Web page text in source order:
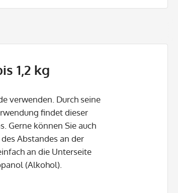
1,2 kg
verwenden. Durch seine
findet dieser
Gerne können Sie auch
Abstandes an der
an die Unterseite
(Alkohol).